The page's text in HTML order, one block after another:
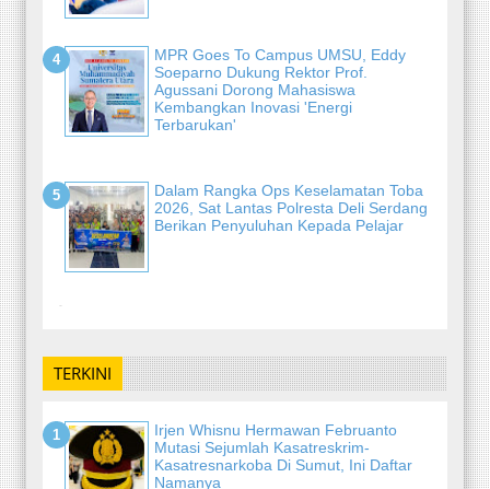
MPR Goes To Campus UMSU, Eddy
Soeparno Dukung Rektor Prof.
Agussani Dorong Mahasiswa
Kembangkan Inovasi 'Energi
Terbarukan'
Dalam Rangka Ops Keselamatan Toba
2026, Sat Lantas Polresta Deli Serdang
Berikan Penyuluhan Kepada Pelajar
-
TERKINI
Irjen Whisnu Hermawan Februanto
Mutasi Sejumlah Kasatreskrim-
Kasatresnarkoba Di Sumut, Ini Daftar
Namanya